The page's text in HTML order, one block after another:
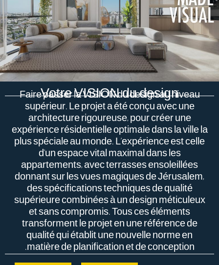
Votre VISION du design
Faire passer la VISION du design au niveau
supérieur. Le projet a été conçu avec une
architecture rigoureuse, pour créer une
expérience résidentielle optimale dans la ville la
plus spéciale au monde. L’expérience est celle
d’un espace vital maximal dans les
appartements, avec terrasses ensoleillées
donnant sur les vues magiques de Jérusalem,
des spécifications techniques de qualité
supérieure combinées à un design méticuleux
et sans compromis. Tous ces éléments
transforment le projet en une référence de
qualité qui établit une nouvelle norme en
matière de planification et de conception.